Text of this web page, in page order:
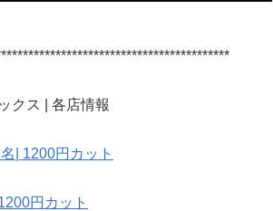
クス | 各店情報
| 1200円カット
円カット